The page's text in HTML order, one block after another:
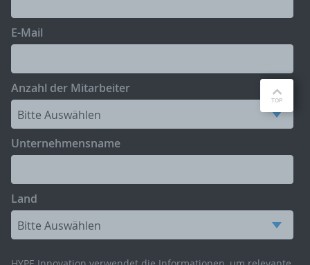
E-Mail
Anzahl der Mitarbeiter
Unternehmensname
Land